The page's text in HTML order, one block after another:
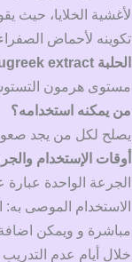
لأغشية الخلايا، حيث
تكوينه لأحماض
الحلبة Fenugreek extract:
مستوى هرمون
من يمكنه استخدامه؟
يصلح لكل من يجد
أوقات الإستخدام
الجرعة الواحدة عبارة عن 2 سكوب
مباشرة و ويمكن اضافة نصف حصة 1سكوب60جم
خلال أيام عدم